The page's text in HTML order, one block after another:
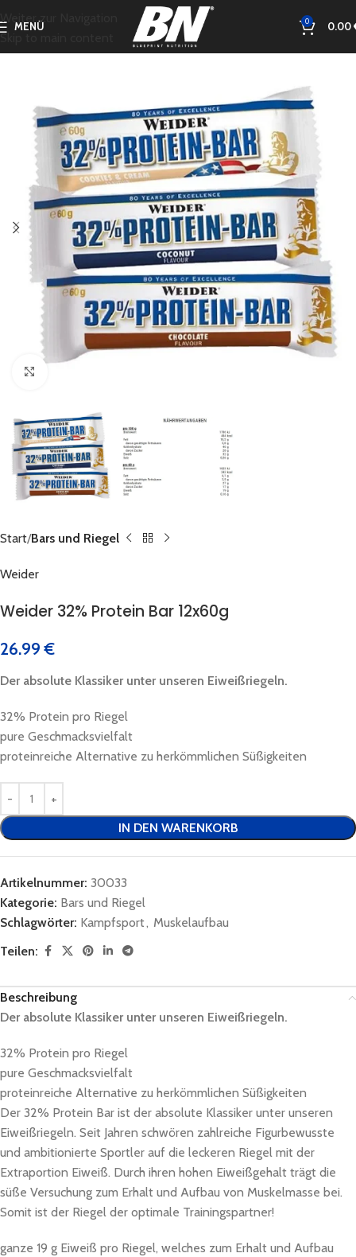
Weiter zur Navigation
Skip to main content
MENÜ 0 0.00
Start Bars und Riegel
Weider
Weider 32% Protein Bar 12x60g
26.99€
Der absolute Klassiker unter unseren Eiweißriegeln.
32% Protein pro Riegel
pure Geschmacksvielfalt
proteinreiche Alternative zu herkömmlichen Süßigkeiten
IN DEN WARENKORB
Artikelnummer: 30033
Kategorie: Bars und Riegel
Schlagwörter: Kampfsport, Muskelaufbau
Teilen:
Beschreibung
Der absolute Klassiker unter unseren Eiweißriegeln.
32% Protein pro Riegel
pure Geschmacksvielfalt
proteinreiche Alternative zu herkömmlichen Süßigkeiten
Der 32% Protein Bar ist der absolute Klassiker unter unseren
Eiweißriegeln. Seit Jahren schwören zahlreiche Figurbewusste
und ambitionierte Sportler auf die leckeren Riegel mit der
Extraportion Eiweiß. Durch ihren hohen Eiweißgehalt trägt die
süße Versuchung zum Erhalt und Aufbau von Muskelmasse bei.
Somit ist der Riegel der optimale Trainingspartner!
ganze 19 g Eiweiß pro Riegel, welches zum Erhalt und Aufbau